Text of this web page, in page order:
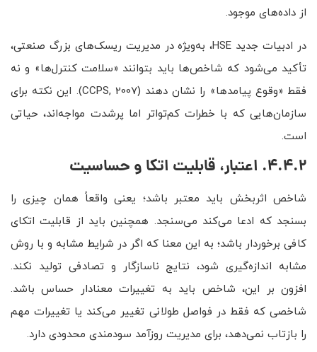
از داده‌های موجود.
در ادبیات جدید HSE، به‌ویژه در مدیریت ریسک‌های بزرگ صنعتی،
تأکید می‌شود که شاخص‌ها باید بتوانند «سلامت کنترل‌ها» و نه
فقط «وقوع پیامدها» را نشان دهند (CCPS, 2007). این نکته برای
سازمان‌هایی که با خطرات کم‌تواتر اما پرشدت مواجه‌اند، حیاتی
است.
4.4.2. اعتبار، قابلیت اتکا و حساسیت
شاخص اثربخش باید معتبر باشد؛ یعنی واقعاً همان چیزی را
بسنجد که ادعا می‌کند می‌سنجد. همچنین باید از قابلیت اتکای
کافی برخوردار باشد؛ به این معنا که اگر در شرایط مشابه و با روش
مشابه اندازه‌گیری شود، نتایج ناسازگار و تصادفی تولید نکند.
افزون بر این، شاخص باید به تغییرات معنادار حساس باشد.
شاخصی که فقط در فواصل طولانی تغییر می‌کند یا تغییرات مهم
را بازتاب نمی‌دهد، برای مدیریت روزآمد سودمندی محدودی دارد.